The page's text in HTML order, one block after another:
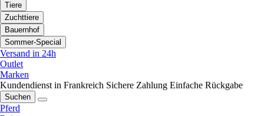
Tiere
Zuchttiere
Bauernhof
Sommer-Special
Versand in 24h
Outlet
Marken
Kundendienst in Frankreich Sichere Zahlung Einfache Rückgabe
Suchen
Pferd